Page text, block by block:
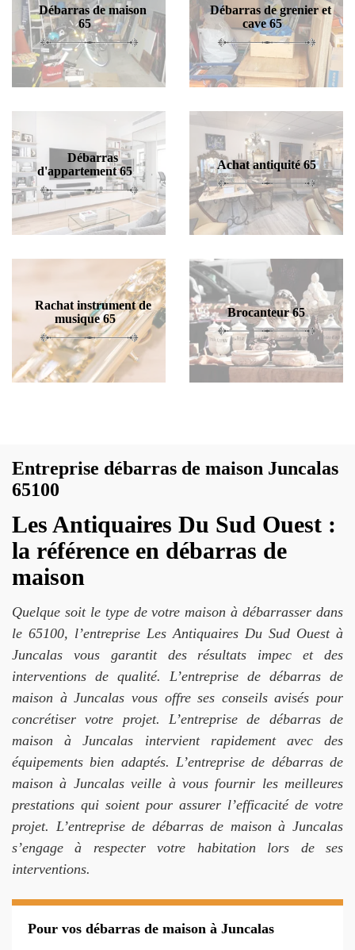
Débarras de maison
65
Débarras de grenier et
cave 65
Débarras
d'appartement 65
Achat antiquité 65
Rachat instrument de
musique 65
Brocanteur 65
Entreprise débarras de maison Juncalas
65100
Les Antiquaires Du Sud Ouest :
la référence en débarras de
maison
Quelque soit le type de votre maison à débarrasser dans
le 65100, l’entreprise Les Antiquaires Du Sud Ouest à
Juncalas vous garantit des résultats impec et des
interventions de qualité. L’entreprise de débarras de
maison à Juncalas vous offre ses conseils avisés pour
concrétiser votre projet. L’entreprise de débarras de
maison à Juncalas intervient rapidement avec des
équipements bien adaptés. L’entreprise de débarras de
maison à Juncalas veille à vous fournir les meilleures
prestations qui soient pour assurer l’efficacité de votre
projet. L’entreprise de débarras de maison à Juncalas
s’engage à respecter votre habitation lors de ses
interventions.
Pour vos débarras de maison à Juncalas